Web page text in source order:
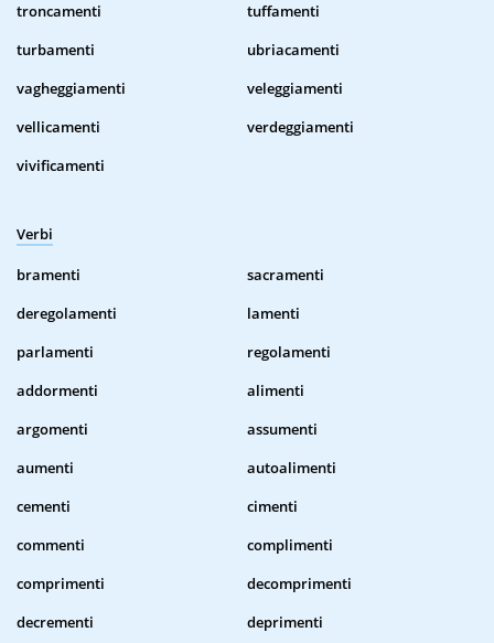
troncamenti
tuffamenti
turbamenti
ubriacamenti
vagheggiamenti
veleggiamenti
vellicamenti
verdeggiamenti
vivificamenti
Verbi
bramenti
sacramenti
deregolamenti
lamenti
parlamenti
regolamenti
addormenti
alimenti
argomenti
assumenti
aumenti
autoalimenti
cementi
cimenti
commenti
complimenti
comprimenti
decomprimenti
decrementi
deprimenti